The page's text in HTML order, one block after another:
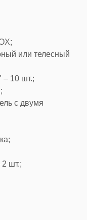
или телесный
– 10 шт.;
с двумя
шт.;